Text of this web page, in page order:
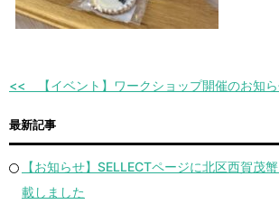
【イベント】ワークショップ開催のお知
最新記事
【お知らせ】SELLECTページに北区西賀茂
載しました